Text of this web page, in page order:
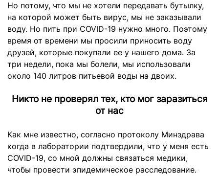
Но потому, что мы не хотели передавать бутылку,
на которой может быть вирус, мы не заказывали
воду. Но пить при COVID-19 нужно много. Поэтому
время от времени мы просили приносить воду
друзей, которые покупали ее у нашего дома. За
три недели, пока мы болели, мы использовали
около 140 литров питьевой воды на двоих.
Никто не проверял тех, кто мог заразиться
от нас
Как мне известно, согласно протоколу Минздрава
когда в лаборатории подтвердили, что у меня есть
COVID-19, со мной должны связаться медики,
чтобы провести эпидемическое расследование.